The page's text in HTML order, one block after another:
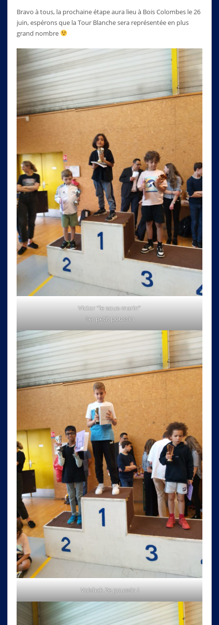
Bravo à tous, la prochaine étape aura lieu à Bois Colombes le 26
juin, espérons que la Tour Blanche sera représentée en plus
grand nombre
Victor “le sous-marin”
1er petit poussin
Vaishak 2e poussin !